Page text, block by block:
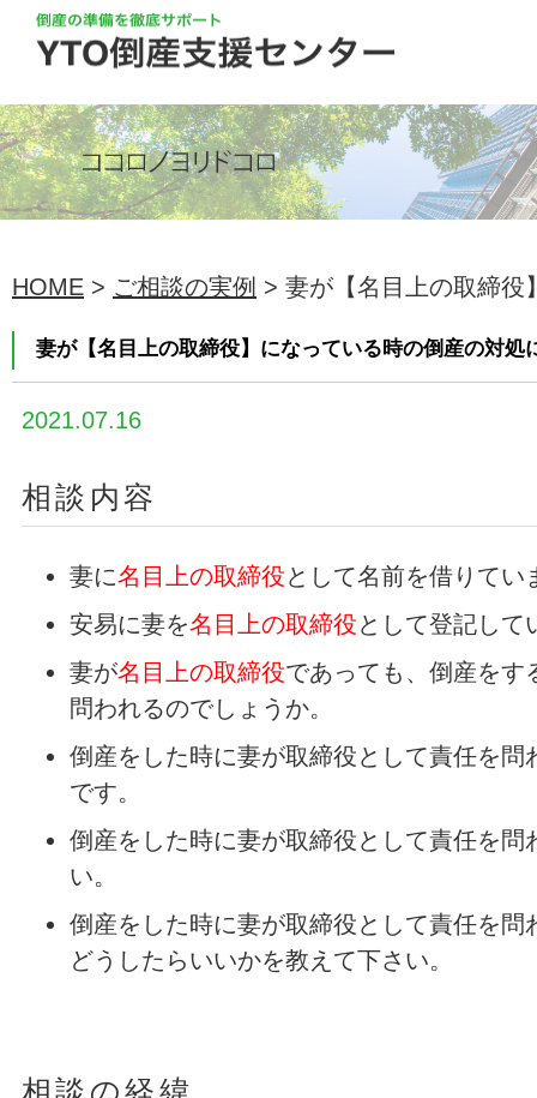
HOME > ご相談の実例 > 妻が【名目上の取締役
妻が【名目上の取締役】になっている時の倒産の対処
2021.07.16
相談内容
妻に名目上の取締役として名前を借りてい
安易に妻を名目上の取締役として登記して
妻が名目上の取締役であっても、倒産をす
問われるのでしょうか。
倒産をした時に妻が取締役として責任を問
です。
倒産をした時に妻が取締役として責任を問
い。
倒産をした時に妻が取締役として責任を問
どうしたらいいかを教えて下さい。
相談の経緯